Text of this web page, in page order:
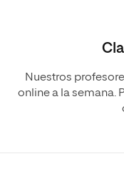
Nuestros
online a la semana.